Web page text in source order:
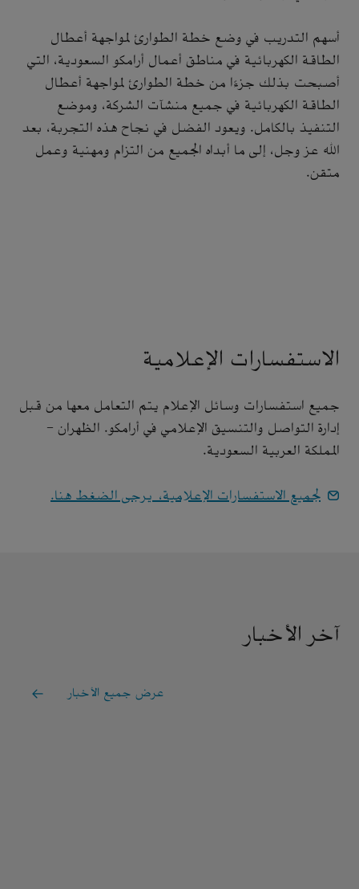
أسهم التدريب في وضع خطة الطوارئ لمواجهة أعطال
الطاقة الكهربائية في مناطق أعمال أرامكو السعودية، التي
أصبحت بذلك جزءًا من خطة الطوارئ لمواجهة أعطال
الطاقة الكهربائية في جميع منشآت الشركة، وموضع
التنفيذ بالكامل. ويعود الفضل في نجاح هذه التجربة، بعد
الله عز وجل، إلى ما أبداه الجميع من التزام ومهنية وعمل
متقن.
الاستفسارات الإعلامية
جميع استفسارات وسائل الإعلام يتم التعامل معها من قبل
إدارة التواصل والتنسيق الإعلامي في أرامكو. الظهران -
المملكة العربية السعودية.
لجميع الاستفسارات الإعلامية، يرجى الضغط هنا.
آخر الأخبار
عرض جميع الأخبار